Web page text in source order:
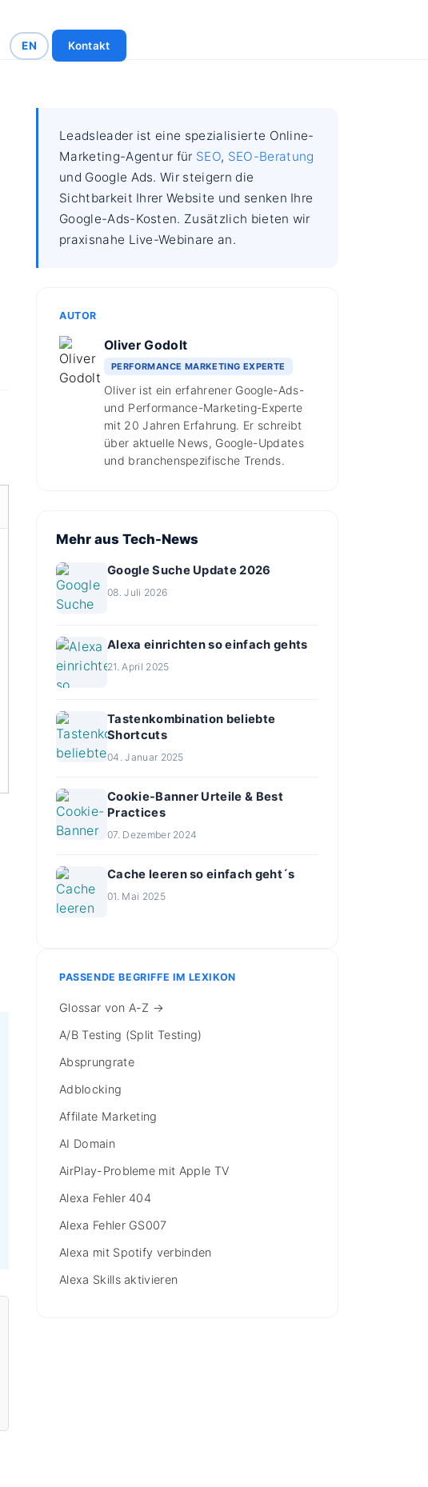
EN Kontakt
Leadsleader ist eine spezialisierte Online-
Marketing-Agentur für SEO, SEO-Beratung
und Google Ads. Wir steigern die
Sichtbarkeit Ihrer Website und senken Ihre
Google-Ads-Kosten. Zusätzlich bieten wir
praxisnahe Live-Webinare an.
AUTOR
Oliver Godolt
PERFORMANCE MARKETING EXPERTE
Oliver ist ein erfahrener Google-Ads-
und Performance-Marketing-Experte
mit 20 Jahren Erfahrung. Er schreibt
über aktuelle News, Google-Updates
und branchenspezifische Trends.
Mehr aus Tech-News
Google Suche Update 2026
08. Juli 2026
Alexa einrichten so einfach gehts
21. April 2025
Tastenkombination beliebte
Shortcuts
04. Januar 2025
Cookie-Banner Urteile & Best
Practices
07. Dezember 2024
Cache leeren so einfach geht´s
01. Mai 2025
PASSENDE BEGRIFFE IM LEXIKON
Glossar von A-Z →
A/B Testing (Split Testing)
Absprungrate
Adblocking
Affilate Marketing
AI Domain
AirPlay-Probleme mit Apple TV
Alexa Fehler 404
Alexa Fehler GS007
Alexa mit Spotify verbinden
Alexa Skills aktivieren